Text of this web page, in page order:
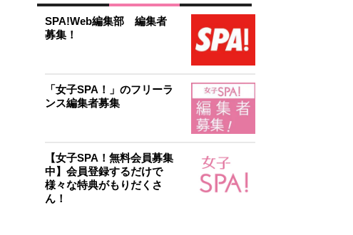
SPA!Web編集部 編集者
募集！
「女子SPA！」のフリーラ
ンス編集者募集
【女子SPA！無料会員募集
中】会員登録するだけで
様々な特典がもりだくさ
ん！